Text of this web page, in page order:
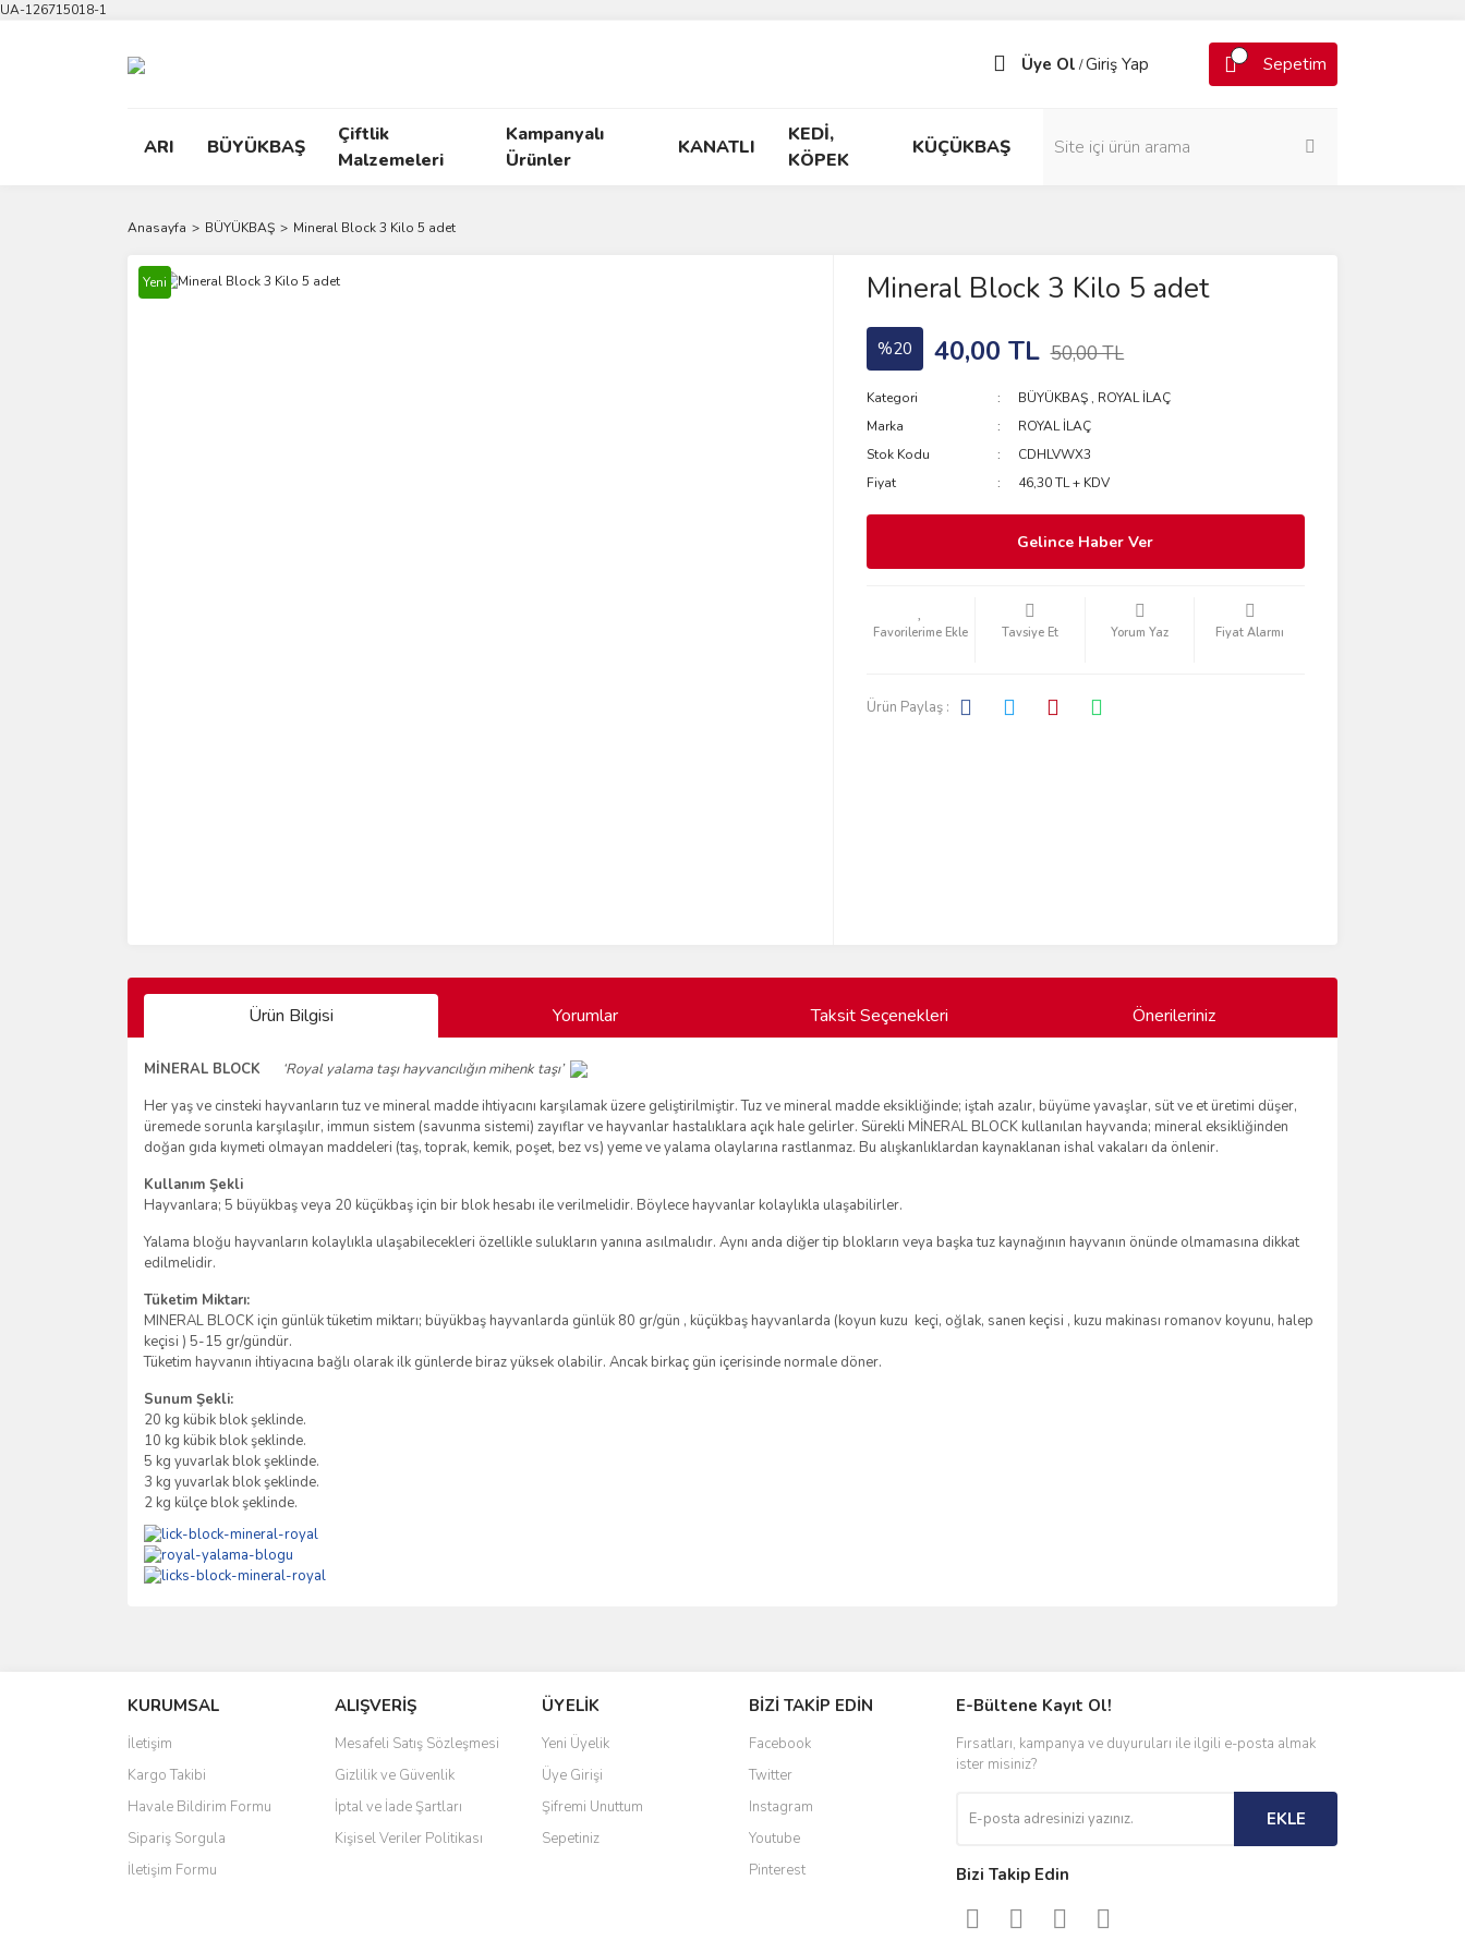
UA-126715018-1
Üye Ol /Giriş Yap Sepetim
ARI BÜYÜKBAŞ
Çiftlik
Malzemeleri
Kampanyalı
Ürünler
KANATLI
KEDİ,
KÖPEK
KÜÇÜKBAŞ
Anasayfa BÜYÜKBAŞ Mineral Block 3 Kilo 5 adet
Yeni Mineral Block 3 Kilo 5 adet
%20 40,00 TL 50,00 TL
Kategori BÜYÜKBAŞ , ROYAL İLAÇ
Marka
ROYAL İLAÇ
Stok Kodu
CDHLVWX3
Fiyat
46,30 TL + KDV
Gelince Haber Ver
Tavsiye Et Yorum Yaz Fiyat Alarmı
Ürün Paylaş :
Ürün Bilgisi Yorumlar Taksit Seçenekleri Önerileriniz
MİNERAL BLOCK
‘Royal yalama taşı hayvancılığın mihenk taşı’
Her yaş ve cinsteki hayvanların tuz ve mineral madde ihtiyacını karşılamak üzere geliştirilmiştir. Tuz ve mineral madde eksikliğinde; iştah azalır, büyüme yavaşlar, süt ve et üretimi düşer,
üremede sorunla karşılaşılır, immun sistem (savunma sistemi) zayıflar ve hayvanlar hastalıklara açık hale gelirler. Sürekli MİNERAL BLOCK kullanılan hayvanda; mineral eksikliğinden
doğan gıda kıymeti olmayan maddeleri (taş, toprak, kemik, poşet, bez vs) yeme ve yalama olaylarına rastlanmaz. Bu alışkanlıklardan kaynaklanan ishal vakaları da önlenir.
Kullanım Şekli
Hayvanlara; 5 büyükbaş veya 20 küçükbaş için bir blok hesabı ile verilmelidir. Böylece hayvanlar kolaylıkla ulaşabilirler.
Yalama bloğu hayvanların kolaylıkla ulaşabilecekleri özellikle sulukların yanına asılmalıdır. Aynı anda diğer tip blokların veya başka tuz kaynağının hayvanın önünde olmamasına dikkat
edilmelidir.
Tüketim Miktarı:
MINERAL BLOCK için günlük tüketim miktarı; büyükbaş hayvanlarda günlük 80 gr/gün , küçükbaş hayvanlarda (koyun kuzu keçi, oğlak, sanen keçisi , kuzu makinası romanov koyunu, halep
keçisi ) 5-15 gr/gündür.
Tüketim hayvanın ihtiyacına bağlı olarak ilk günlerde biraz yüksek olabilir. Ancak birkaç gün içerisinde normale döner.
Sunum Şekli:
20 kg kübik blok şeklinde.
10 kg kübik blok şeklinde.
5 kg yuvarlak blok şeklinde.
3 kg yuvarlak blok şeklinde.
2 kg külçe blok şeklinde.
Ürün resmi kalitesiz, bozuk veya görüntülenemiyor.
Ürün açıklamasında eksik bilgiler bulunuyor.
Ürün bilgilerinde hatalar bulunuyor.
Ürün fiyatı diğer sitelerden daha pahalı.
Bu ürüne benzer farklı alternatifler olmalı.
KURUMSAL
İletişim
Kargo Takibi
Havale Bildirim Formu
Sipariş Sorgula
İletişim Formu
ALIŞVERİŞ
Mesafeli Satış Sözleşmesi
Gizlilik ve Güvenlik
İptal ve İade Şartları
Kişisel Veriler Politikası
ÜYELİK
Yeni Üyelik
Üye Girişi
Şifremi Unuttum
Sepetiniz
BİZİ TAKİP EDİN
Facebook
Twitter
Instagram
Youtube
Pinterest
E-Bültene Kayıt Ol!
Fırsatları, kampanya ve duyuruları ile ilgili e-posta almak
ister misiniz?
EKLE
Bizi Takip Edin